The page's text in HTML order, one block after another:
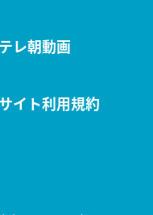
テレ朝動画
サイト利用規約